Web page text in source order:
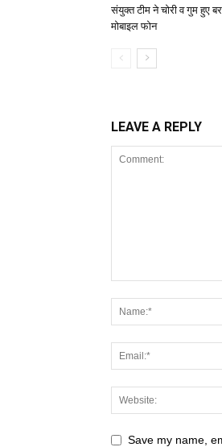
संयुक्त टीम ने चोरी व गुम हुए
मोबाइल फोन
LEAVE A REPLY
Save my name,